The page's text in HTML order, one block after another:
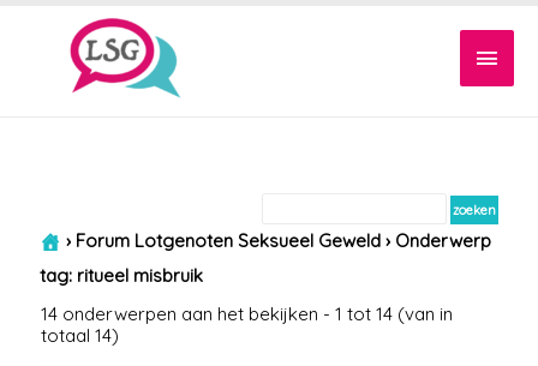
› Forum Lotgenoten Seksueel Geweld › Onderwerp
tag: ritueel misbruik
14 onderwerpen aan het bekijken - 1 tot 14 (van in
totaal 14)